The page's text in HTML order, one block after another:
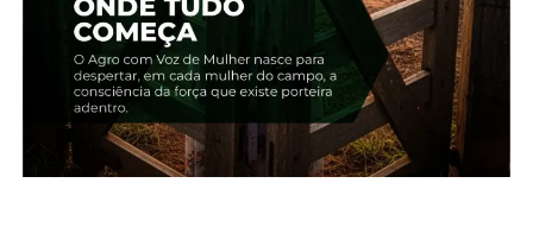
milhões de toneladas. O uso para biodiesel deve
aumentar 18% para 5,2 milhões de toneladas. A
previsão é de estoques recuando 4% para 485 mil
toneladas.
*Safras e Mercado